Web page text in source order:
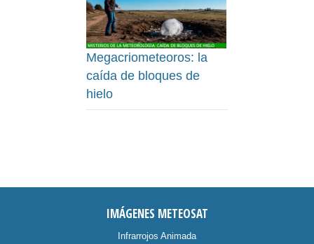
Megacriometeoros: la
caída de bloques de
hielo
IMÁGENES METEOSAT
Infrarrojos Animada